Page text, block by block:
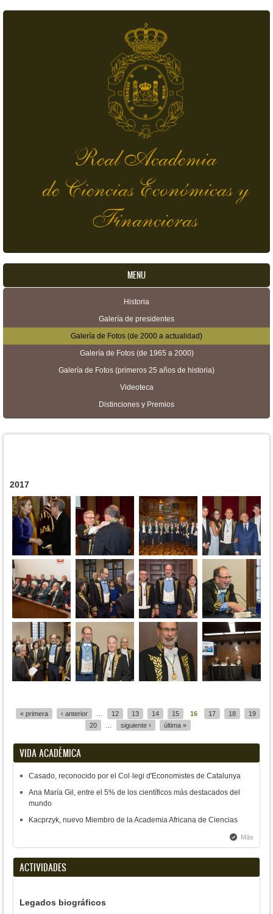
Real Academia
de Ciencias Económicas y
Financieras
MENU
Historia
Galería de presidentes
Galería de Fotos (de 2000 a actualidad)
Galería de Fotos (de 1965 a 2000)
Galería de Fotos (primeros 25 años de historia)
Videoteca
Distinciones y Premios
2017
« primera ‹ anterior 12 13 14 15 16 17 18
19
20
siguiente › última »
VIDA ACADÉMICA
Casado, reconocido por el Col·legi d'Economistes de Catalunya
Ana María Gil, entre el 5% de los científicos más destacados del
mundo
Kacprzyk, nuevo Miembro de la Academia Africana de Ciencias
Más
ACTIVIDADES
Legados biográficos